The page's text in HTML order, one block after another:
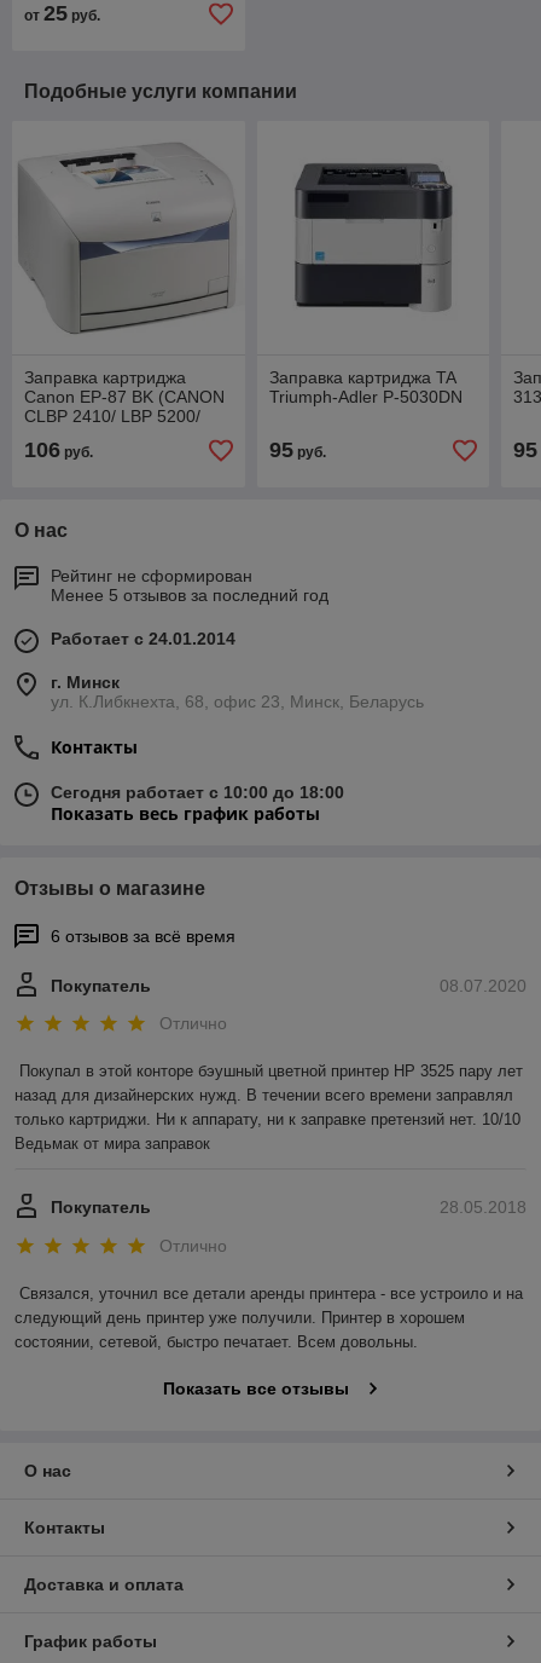
от 25 руб.
Подобные услуги компании
Заправка картриджа
Canon EP-87 BK (CANON
CLBP 2410/ LBP 5200/
106 руб.
Заправка картриджа TA
Triumph-Adler P-5030DN
95руб. 95
О нас
Рейтинг не сформирован
Менее 5 отзывов за последний год
Работает с 24.01.2014
г. Минск
ул. К.Либкнехта, 68, офис 23, Минск, Беларусь
Контакты
Сегодня работает с 10:00 до 18:00
Показать весь график работы
Отзывы о магазине
6 отзывов за всё время
08.07.2020
Покупатель
Отлично
Покупал в этой конторе бэушный цветной принтер HP 3525 пару лет
назад для дизайнерских нужд. В течении всего времени заправлял
только картриджи. Ни к аппарату, ни к заправке претензий нет. 10/10
Ведьмак от мира заправок
28.05.2018
Покупатель
Отлично
Связался, уточнил все детали аренды принтера - все устроило и на
следующий день принтер уже получили. Принтер в хорошем
состоянии, сетевой, быстро печатает. Всем довольны.
Показать все отзывы
О нас
Контакты
Доставка и оплата
График работы